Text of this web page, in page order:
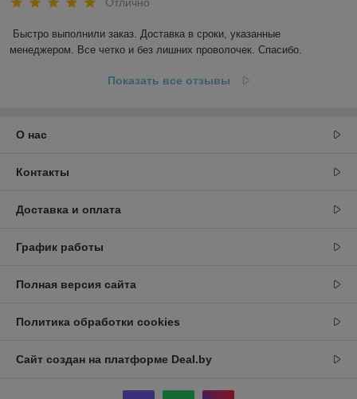
Быстро выполнили заказ. Доставка в сроки, указанные
менеджером. Все четко и без лишних проволочек. Спасибо.
Показать все отзывы
О нас
Контакты
Доставка и оплата
График работы
Полная версия сайта
Политика обработки cookies
Сайт создан на платформе Deal.by